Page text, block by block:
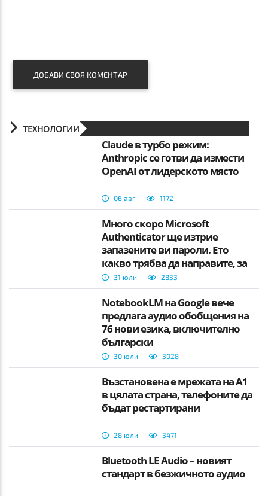
ДОБАВИ СВОЯ КОМЕНТАР
ТЕХНОЛОГИИ
Claude в турбо режим:
Anthropic се готви да измести
OpenAI от лидерското място
06 авг 1172
Много скоро Microsoft
Authenticator ще изтрие
запазените ви пароли. Ето
какво трябва да направите, за
да не ги загубите.
31 юли 2833
NotebookLM на Google вече
предлага аудио обобщения на
76 нови езика, включително
български
30 юли 3028
Възстановена е мрежата на А1
в цялата страна, телефоните да
бъдат рестартирани
28 юли 3471
Bluetooth LE Audio – новият
стандарт в безжичното аудио